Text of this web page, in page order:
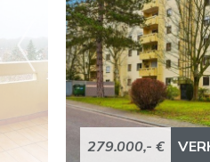
279.000,- €